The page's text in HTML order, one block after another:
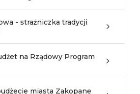
- strażniczka tradycji
na Rządowy Program
miasta Zakopane